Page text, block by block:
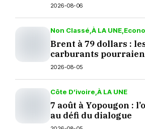
2026-08-06
Non Classé À LA UNE
Brent à 79 dollars :
carburants
septembre ?
2026-08-05
Côte D’ivoire À LA UNE
7 août à Yopougon :
au défi du dialogue